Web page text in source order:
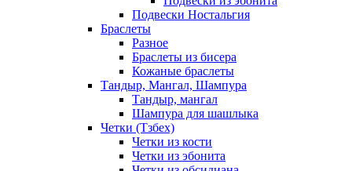
Подвески Ностальгия
Браслеты
Разное
Браслеты из бисера
Кожаные браслеты
Тандыр, Мангал, Шампура
Тандыр, мангал
Шампура для шашлыка
Четки (Тзбех)
Четки из кости
Четки из эбонита